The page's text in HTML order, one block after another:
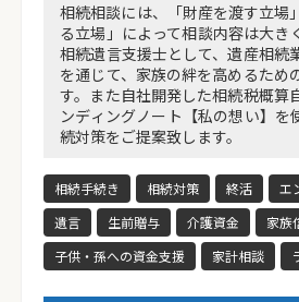
相続相談には、「財産を渡す立場
る立場」によって相談内容は大き
相続遺言支援士として、遺産相続
を通じて、家族の絆を高めるため
す。また自社開発した相続税概算
ンディングノート【私の想い】を
続対策をご提案致します。
相続手続き 相続対策 終活
エ
遺言
生前贈与 介護資金
家族
子供・孫への資金支援
家計相談